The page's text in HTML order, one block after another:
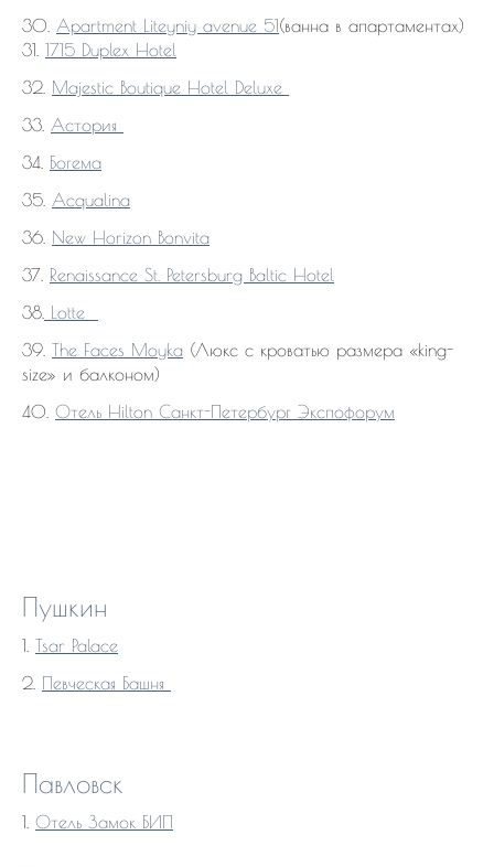
30. Apartment Liteyniy avenue 51(ванна в апартаментах)
31. 1715 Duplex Hotel
32. Majestic Boutique Hotel Deluxe
33. Астория
34. Богема
35. Acqualina
36. New Horizon Bonvita
37. Renaissance St. Petersburg Baltic Hotel
38.
Lotte
39. The Faces Moyka (Люкс с кроватью размера «king-
size» и балконом)
40. Отель Hilton Санкт-Петербург Экспофорум
Пушкин
1. Tsar Palace
2. Певческая Башня
Павловск
1. Отель Замок БИП